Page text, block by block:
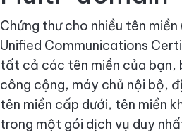
Chứng thư cho nhiều tên
Unified Communications
tất cả các tên miền của bạn,
công cộng, máy chủ nội bộ,
tên miền cấp dưới, tên miền
trong một gói dịch vụ duy